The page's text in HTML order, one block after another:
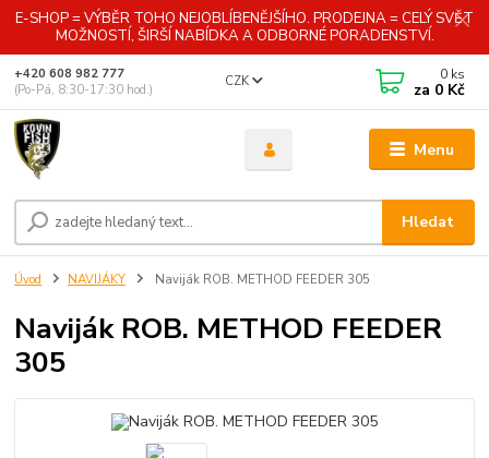
E-SHOP = VÝBĚR TOHO NEJOBLÍBENĚJŠÍHO. PRODEJNA = CELÝ SVĚT
MOŽNOSTÍ, ŠIRŠÍ NABÍDKA A ODBORNÉ PORADENSTVÍ.
Menu
CZK
Hledat
+420 608 982 777
(Po-Pá, 8:30-17:30 hod.)
0 ks
za 0 Kč
Úvod NAVIJÁKY Naviják ROB. METHOD FEEDER 305
Naviják ROB. METHOD FEEDER
305